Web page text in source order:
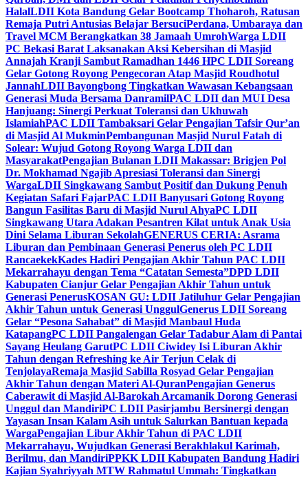
HalalLDII Kota Bandung Gelar Bootcamp Thoharoh, Ratusan
Remaja Putri Antusias Belajar BersuciPerdana, Umbaraya dan
Travel MCM Berangkatkan 38 Jamaah UmrohWarga LDII
PC Bekasi Barat Laksanakan Aksi Kebersihan di Masjid
Annajah Kranji Sambut Ramadhan 1446 HPC LDII Soreang
Gelar Gotong Royong Pengecoran Atap Masjid Roudhotul
JannahLDII Bayongbong Tingkatkan Wawasan Kebangsaan
Generasi Muda Bersama DanramilPAC LDII dan MUI Desa
Hanjuang: Sinergi Perkuat Toleransi dan Ukhuwah
IslamiahPAC LDII Tambaksari Gelar Pengajian Tafsir Qur’an
di Masjid Al MukminPembangunan Masjid Nurul Fatah di
Solear: Wujud Gotong Royong Warga LDII dan
MasyarakatPengajian Bulanan LDII Makassar: Brigjen Pol
Dr. Mokhamad Ngajib Apresiasi Toleransi dan Sinergi
WargaLDII Singkawang Sambut Positif dan Dukung Penuh
Kegiatan Safari FajarPAC LDII Banyusari Gotong Royong
Bangun Fasilitas Baru di Masjid Nurul AhyaPC LDII
Singkawang Utara Adakan Pesantren Kilat untuk Anak Usia
Dini Selama Liburan SekolahGENERUS CERIA: Asrama
Liburan dan Pembinaan Generasi Penerus oleh PC LDII
RancaekekKades Hadiri Pengajian Akhir Tahun PAC LDII
Mekarrahayu dengan Tema “Catatan Semesta”DPD LDII
Kabupaten Cianjur Gelar Pengajian Akhir Tahun untuk
Generasi PenerusKOSAN GU: LDII Jatiluhur Gelar Pengajian
Akhir Tahun untuk Generasi UnggulGenerus LDII Soreang
Gelar “Pesona Sahabat” di Masjid Manbaul Huda
KatapangPC LDII Pangalengan Gelar Tadabur Alam di Pantai
Sayang Heulang GarutPC LDII Ciwidey Isi Liburan Akhir
Tahun dengan Refreshing ke Air Terjun Celak di
TenjolayaRemaja Masjid Sabilla Rosyad Gelar Pengajian
Akhir Tahun dengan Materi Al-QuranPengajian Generus
Caberawit di Masjid Al-Barokah Arcamanik Dorong Generasi
Unggul dan MandiriPC LDII Pasirjambu Bersinergi dengan
Yayasan Insan Kalam Asih untuk Salurkan Bantuan kepada
WargaPengajian Libur Akhir Tahun di PAC LDII
Mekarrahayu, Wujudkan Generasi Berakhlakul Karimah,
Berilmu, dan MandiriPPKK LDII Kabupaten Bandung Hadiri
Kajian Syahriyyah MTW Rahmatul Ummah: Tingkatkan